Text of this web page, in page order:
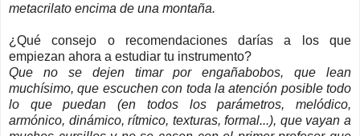
metacrilato encima de una montaña.
¿Qué consejo o recomendaciones darías a los que
empiezan ahora a estudiar tu instrumento?
Que no se dejen timar por engañabobos, que lean
muchísimo, que escuchen con toda la atención posible todo
lo que puedan (en todos los parámetros, melódico,
armónico, dinámico, rítmico, texturas, formal...), que vayan a